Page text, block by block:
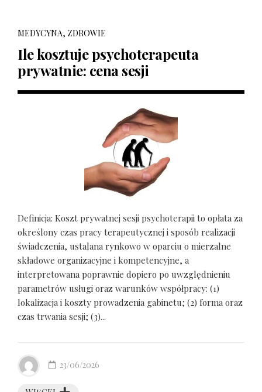
MEDYCYNA, ZDROWIE
Ile kosztuje psychoterapeuta
prywatnie: cena sesji
Definicja: Koszt prywatnej sesji psychoterapii to opłata za
określony czas pracy terapeutycznej i sposób realizacji
świadczenia, ustalana rynkowo w oparciu o mierzalne
składowe organizacyjne i kompetencyjne, a
interpretowana poprawnie dopiero po uwzględnieniu
parametrów usługi oraz warunków współpracy: (1)
lokalizacja i koszty prowadzenia gabinetu; (2) forma oraz
czas trwania sesji; (3)...
23/06/2026